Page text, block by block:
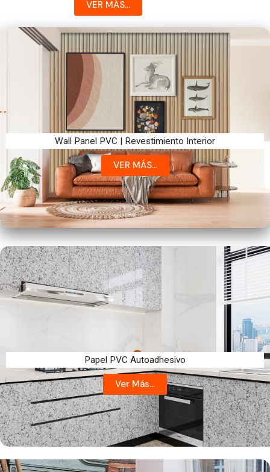
VER MÁS...
Wall Panel PVC | Revestimiento Interior
VER MÁS...
Papel PVC Autoadhesivo
Ver Más...